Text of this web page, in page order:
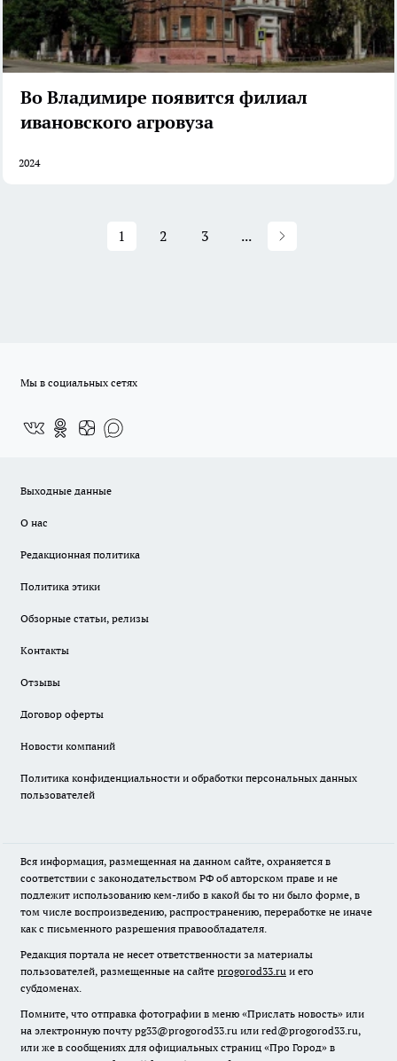
Во Владимире появится филиал
ивановского агровуза
2024
1 2 3 ...
Мы в социальных сетях
Выходные данные
О нас
Редакционная политика
Политика этики
Обзорные статьи, релизы
Контакты
Отзывы
Договор оферты
Новости компаний
Политика конфиденциальности и обработки персональных данных
пользователей
Вся информация, размещенная на данном сайте, охраняется в
соответствии с законодательством РФ об авторском праве и не
подлежит использованию кем-либо в какой бы то ни было форме, в
том числе воспроизведению, распространению, переработке не иначе
как с письменного разрешения правообладателя.
Редакция портала не несет ответственности за материалы
пользователей, размещенные на сайте progorod33.ru и его
субдоменах.
Помните, что отправка фотографии в меню «Прислать новость» или
на электронную почту pg33@progorod33.ru или red@progorod33.ru,
или же в сообщениях для официальных страниц «Про Город» в